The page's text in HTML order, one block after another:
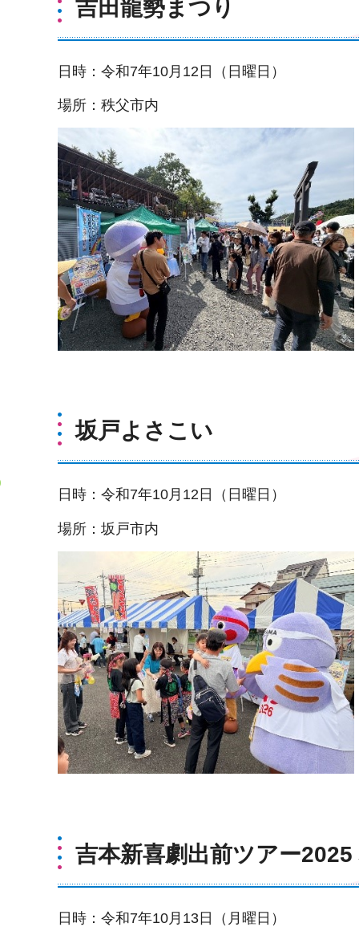
吉田龍勢まつり
日時：令和7年10月12日（日曜日）
場所：秩父市内
坂戸よさこい
日時：令和7年10月12日（日曜日）
場所：坂戸市内
吉本新喜劇出前ツアー2025
日時：令和7年10月13日（月曜日）